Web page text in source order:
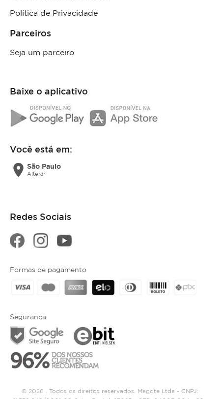
Política de Privacidade
Parceiros
Seja um parceiro
Baixe o aplicativo
Você está em:
location_on São Paulo
Alterar
Redes Sociais
Segurança
Formas de pagamento
© 2026 . Todos os direitos reservados. Magote Ltda - CNPJ: